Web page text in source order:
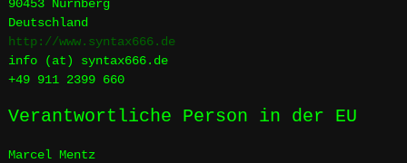
90453 Nürnberg
Deutschland
http://www.syntax666.de
info (at) syntax666.de
+49 911 2399 660
Verantwortliche Person in der EU
Marcel Mentz